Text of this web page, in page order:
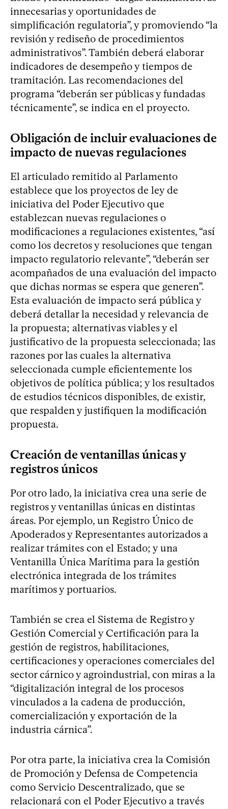
innecesarias y oportunidades de
simplificación regulatoria”, y promoviendo “la
revisión y rediseño de procedimientos
administrativos”. También deberá elaborar
indicadores de desempeño y tiempos de
tramitación. Las recomendaciones del
programa “deberán ser públicas y fundadas
técnicamente”, se indica en el proyecto.
Obligación de incluir evaluaciones de
impacto de nuevas regulaciones
El articulado remitido al Parlamento
establece que los proyectos de ley de
iniciativa del Poder Ejecutivo que
establezcan nuevas regulaciones o
modificaciones a regulaciones existentes, “así
como los decretos y resoluciones que tengan
impacto regulatorio relevante”, “deberán ser
acompañados de una evaluación del impacto
que dichas normas se espera que generen”.
Esta evaluación de impacto será pública y
deberá detallar la necesidad y relevancia de
la propuesta; alternativas viables y el
justificativo de la propuesta seleccionada; las
razones por las cuales la alternativa
seleccionada cumple eficientemente los
objetivos de política pública; y los resultados
de estudios técnicos disponibles, de existir,
que respalden y justifiquen la modificación
propuesta.
Creación de ventanillas únicas y
registros únicos
Por otro lado, la iniciativa crea una serie de
registros y ventanillas únicas en distintas
áreas. Por ejemplo, un Registro Único de
Apoderados y Representantes autorizados a
realizar trámites con el Estado; y una
Ventanilla Única Marítima para la gestión
electrónica integrada de los trámites
marítimos y portuarios.
También se crea el Sistema de Registro y
Gestión Comercial y Certificación para la
gestión de registros, habilitaciones,
certificaciones y operaciones comerciales del
sector cárnico y agroindustrial, con miras a la
“digitalización integral de los procesos
vinculados a la cadena de producción,
comercialización y exportación de la
industria cárnica”.
Por otra parte, la iniciativa crea la Comisión
de Promoción y Defensa de Competencia
como Servicio Descentralizado, que se
relacionará con el Poder Ejecutivo a través